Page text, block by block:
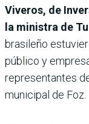
Viveros, de
la ministra de
brasileño
público y
representantes
municipal de Foz.